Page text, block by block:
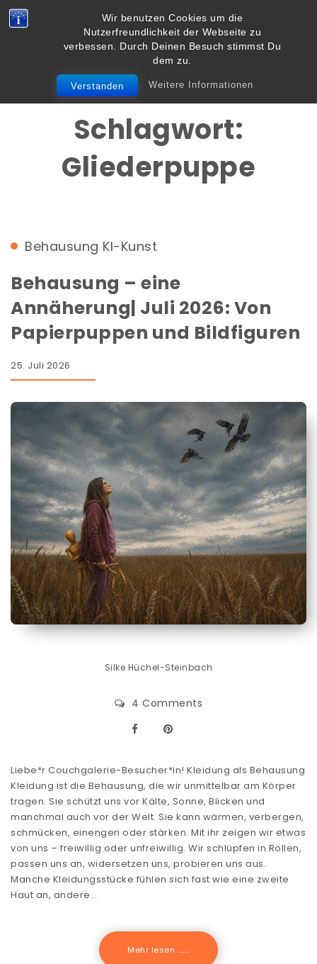
Wir benutzen Cookies um die
Nutzerfreundlichkeit der Webseite zu
verbessen. Durch Deinen Besuch stimmst Du
dem zu.
Verstanden Weitere Informationen
Skip to content
Vielbegabt.de
Toggle
navigation
Schlagwort:
Gliederpuppe
Behausung KI-Kunst
Behausung – eine
Annäherung| Juli 2026: Von
Papierpuppen und Bildfiguren
25. Juli 2026
Silke Hüchel-Steinbach
4 Comments
Liebe*r Couchgalerie-Besucher*in! Kleidung als Behausung
Kleidung ist die Behausung, die wir unmittelbar am Körper
tragen. Sie schützt uns vor Kälte, Sonne, Blicken und
manchmal auch vor der Welt. Sie kann wärmen, verbergen,
schmücken, einengen oder stärken. Mit ihr zeigen wir etwas
von uns – freiwillig oder unfreiwillig. Wir schlüpfen in Rollen,
passen uns an, widersetzen uns, probieren uns aus.
Manche Kleidungsstücke fühlen sich fast wie eine zweite
Haut an, andere…
Mehr lesen .......